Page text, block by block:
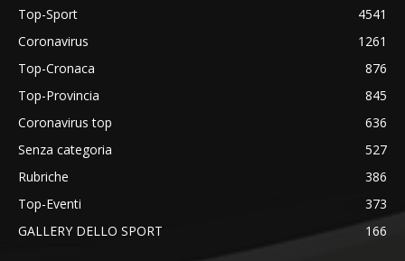
Top-Sport
4541
Coronavirus
1261
Top-Cronaca
876
Top-Provincia
845
Coronavirus top
636
Senza categoria
527
Rubriche
386
Top-Eventi
373
GALLERY DELLO SPORT
166